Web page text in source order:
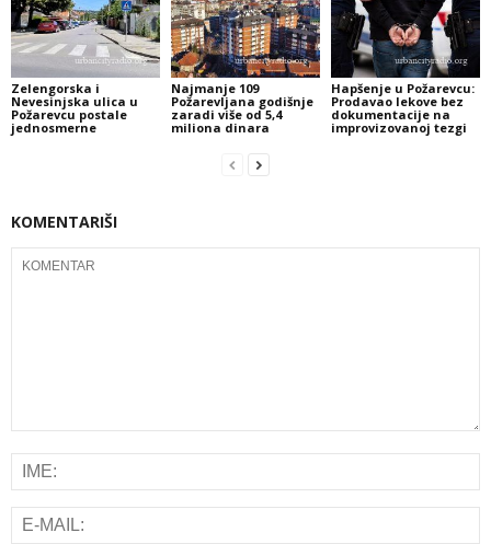
Zelengorska i
Nevesinjska ulica u
Požarevcu postale
jednosmerne
Najmanje 109
Požarevljana godišnje
zaradi više od 5,4
miliona dinara
Hapšenje u Požarevcu:
Prodavao lekove bez
dokumentacije na
improvizovanoj tezgi
KOMENTARIŠI